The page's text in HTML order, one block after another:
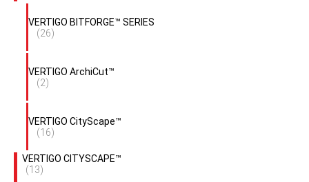
VERTIGO BITFORGE™ SERIES
(26)
VERTIGO ArchiCut™
(2)
VERTIGO CityScape™
(16)
VERTIGO CITYSCAPE™
(13)